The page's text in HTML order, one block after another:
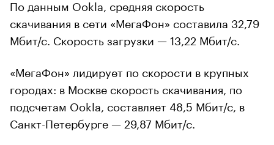
По данным Ookla, средняя скорость
скачивания в сети «МегаФон» составила 32,79
Мбит/с. Скорость загрузки — 13,22 Мбит/с.
«МегаФон» лидирует по скорости в крупных
городах: в Москве скорость скачивания, по
подсчетам Ookla, составляет 48,5 Мбит/с, в
Санкт-Петербурге — 29,87 Мбит/с.